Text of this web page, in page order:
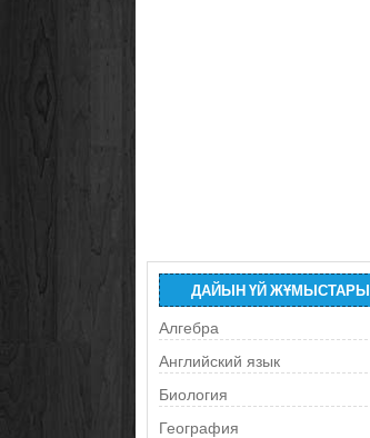
ДАЙЫН ҮЙ ЖҰМЫСТАРЫ
Алгебра
Английский язык
Биология
География